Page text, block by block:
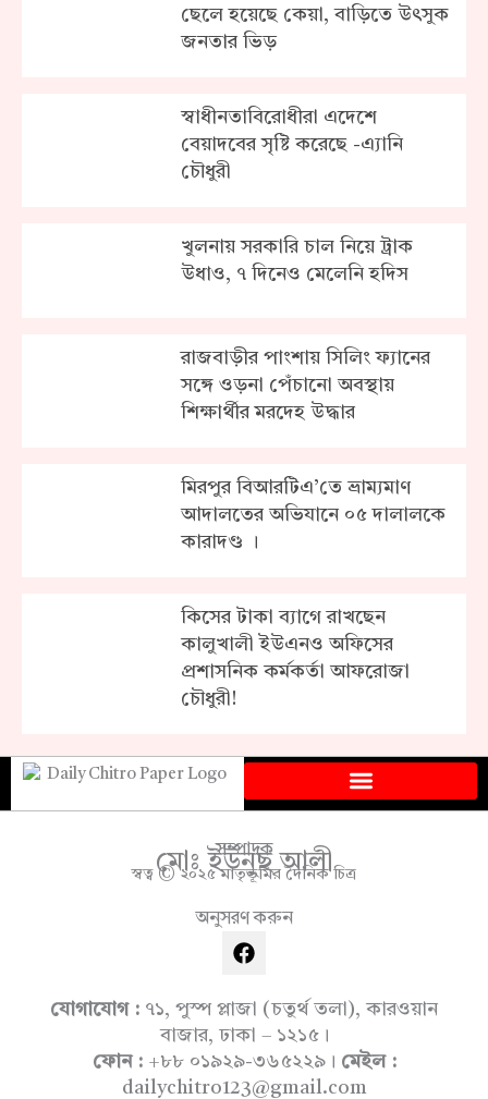
ছেলে হয়েছে কেয়া, বাড়িতে উৎসুক
জনতার ভিড়
স্বাধীনতাবিরোধীরা এদেশে
বেয়াদবের সৃষ্টি করেছে -এ্যানি
চৌধুরী
খুলনায় সরকা‌রি চাল নিয়ে ট্রাক
উধাও, ৭ দিনেও মেলে‌নি হ‌দিস
রাজবাড়ীর পাংশায় সিলিং ফ্যানের
সঙ্গে ওড়না পেঁচানো অবস্থায়
শিক্ষার্থীর মরদেহ উদ্ধার
মিরপুর বিআরটিএ’তে ভ্রাম্যমাণ
আদালতের অভিযানে ০৫ দালালকে
কারাদণ্ড ।
কিসের টাকা ব্যাগে রাখছেন
কালুখালী ইউএনও অফিসের
প্রশাসনিক কর্মকর্তা আফরোজা
চৌধুরী!
সম্পাদক
মোঃ ইউনুছ আলী
স্বত্ব © ২০২৫ মাতৃভূমির দৈনিক চিত্র
অনুসরণ করুন
F
a
e
b
o
k
যোগাযোগ : ৭১, পুস্প প্লাজা (চতুর্থ তলা), কারওয়ান
বাজার, ঢাকা – ১২১৫।
ফোন :+৮৮ ০১৯২৯-৩৬৫২২৯। মেইল :
dailychitro123@gmail.com